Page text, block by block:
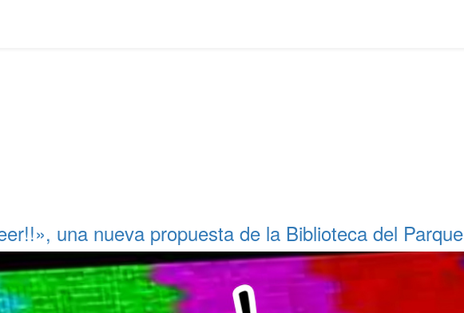
una nueva propuesta de la Biblioteca del Parque